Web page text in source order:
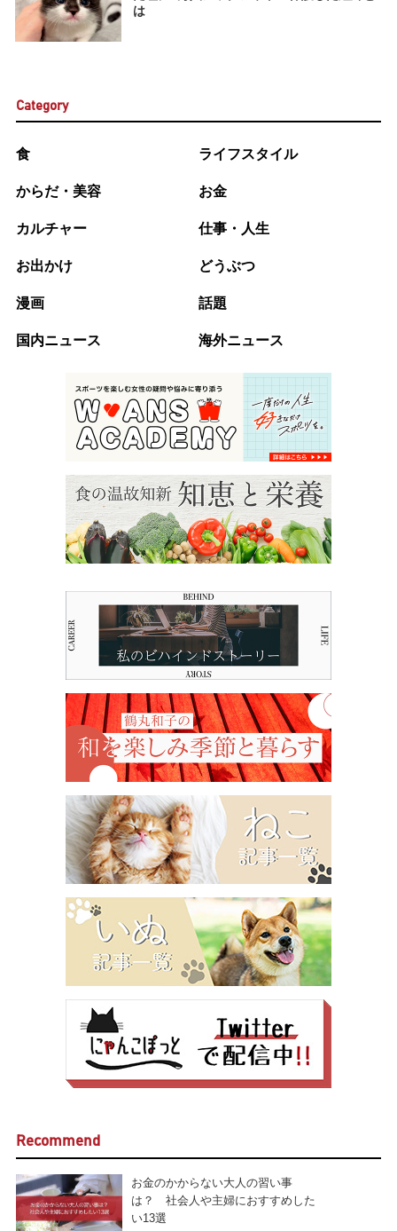
は
Category
食 ライフスタイル
からだ・美容 お金
カルチャー 仕事・人生
お出かけ どうぶつ
漫画 話題
国内ニュース 海外ニュース
Recommend
お金のかからない大人の習い事
は？ 社会人や主婦におすすめした
い13選